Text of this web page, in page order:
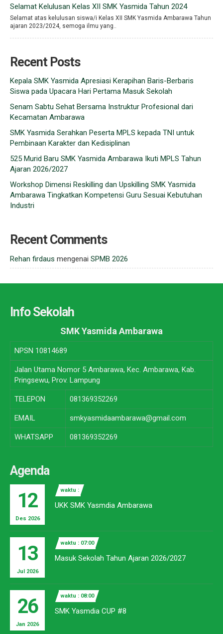
Selamat Kelulusan Kelas XII SMK Yasmida Tahun 2024
Selamat atas kelulusan siswa/i Kelas XII SMK Yasmida Ambarawa Tahun
ajaran 2023/2024, semoga ilmu yang..
Recent Posts
Kepala SMK Yasmida Apresiasi Kerapihan Baris-Berbaris
Siswa pada Upacara Hari Pertama Masuk Sekolah
Senam Sabtu Sehat Bersama Instruktur Profesional dari
Kecamatan Ambarawa
SMK Yasmida Serahkan Peserta MPLS kepada TNI untuk
Pembinaan Karakter dan Kedisiplinan
525 Murid Baru SMK Yasmida Ambarawa Ikuti MPLS Tahun
Ajaran 2026/2027
Workshop Dimensi Reskilling dan Upskilling SMK Yasmida
Ambarawa Tingkatkan Kompetensi Guru Sesuai Kebutuhan
Industri
Recent Comments
Rehan firdaus mengenai SPMB 2026
Info Sekolah
SMK Yasmida Ambarawa
NPSN 10814689
Jalan Utama Nomor 5 Ambarawa, Kec. Ambarawa, Kab.
Pringsewu, Prov. Lampung
TELEPON 081369352269
EMAIL smkyasmidaambarawa@gmail.com
WHATSAPP 081369352269
Agenda
12
Des 2026
waktu :
UKK SMK Yasmdia Ambarawa
13
Jul 2026
waktu : 07:00
Masuk Sekolah Tahun Ajaran 2026/2027
26
Jan 2026
waktu : 08:00
SMK Yasmdia CUP #8